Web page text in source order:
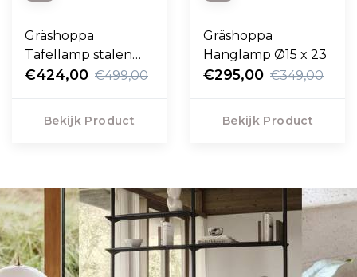
Gräshoppa
Tafellamp stalen
kap
€424,00 €499,00
Bekijk Product
Gräshoppa
Hanglamp Ø15 x 23
€295,00 €349,00
Bekijk Product